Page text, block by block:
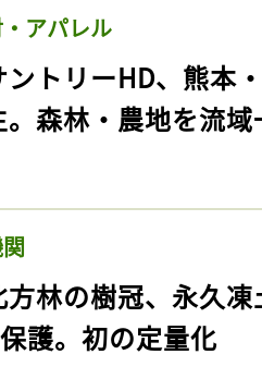
アパレル
ントリーHD、熊本
。森林・農地を流
方林の樹冠、永久
護。初の定量化